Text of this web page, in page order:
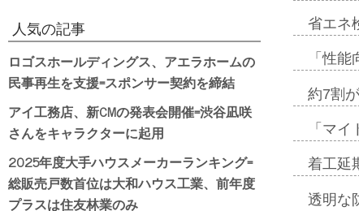
省エネ
「性
約7割
「マ
着工延
透明な
人気の記事
ロゴスホールディングス、アエラホームの
民事再生を支援=スポンサー契約を締結
アイ工務店、新CMの発表会開催=渋谷凪咲
さんをキャラクターに起用
2025年度大手ハウスメーカーランキング=
総販売戸数首位は大和ハウス工業、前年度
プラスは住友林業のみ